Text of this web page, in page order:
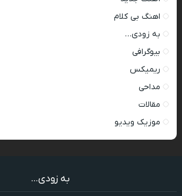
اهنگ بی کلام
به زودی…
بیوگرافی
ریمیکس
مداحی
مقالات
موزیک ویدیو
به زودی...